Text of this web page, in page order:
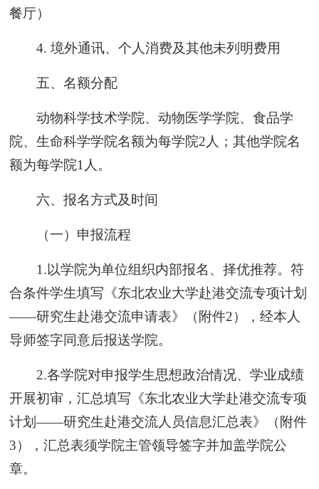
餐厅）
4. 境外通讯、个人消费及其他未列明费用
五、名额分配
动物科学技术学院、动物医学学院、食品学
院、生命科学学院名额为每学院2人；其他学院名
额为每学院1人。
六、报名方式及时间
（一）申报流程
1.以学院为单位组织内部报名、择优推荐。符
合条件学生填写《东北农业大学赴港交流专项计划
——研究生赴港交流申请表》（附件2），经本人
导师签字同意后报送学院。
2.各学院对申报学生思想政治情况、学业成绩
开展初审，汇总填写《东北农业大学赴港交流专项
计划——研究生赴港交流人员信息汇总表》（附件
3），汇总表须学院主管领导签字并加盖学院公
章。